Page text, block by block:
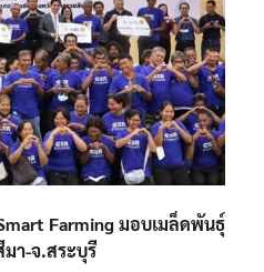
Farming มอบเมล็ดพันธุ์
า-จ.สระบุรี